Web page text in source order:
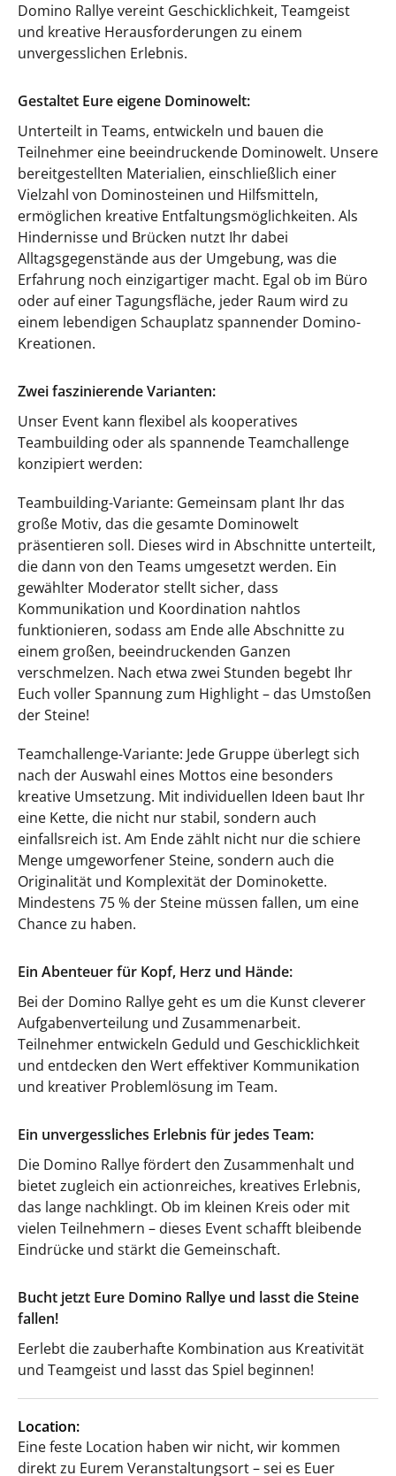
Domino Rallye vereint Geschicklichkeit, Teamgeist
und kreative Herausforderungen zu einem
unvergesslichen Erlebnis.
Gestaltet Eure eigene Dominowelt:
Unterteilt in Teams, entwickeln und bauen die
Teilnehmer eine beeindruckende Dominowelt. Unsere
bereitgestellten Materialien, einschließlich einer
Vielzahl von Dominosteinen und Hilfsmitteln,
ermöglichen kreative Entfaltungsmöglichkeiten. Als
Hindernisse und Brücken nutzt Ihr dabei
Alltagsgegenstände aus der Umgebung, was die
Erfahrung noch einzigartiger macht. Egal ob im Büro
oder auf einer Tagungsfläche, jeder Raum wird zu
einem lebendigen Schauplatz spannender Domino-
Kreationen.
Zwei faszinierende Varianten:
Unser Event kann flexibel als kooperatives
Teambuilding oder als spannende Teamchallenge
konzipiert werden:
Teambuilding-Variante: Gemeinsam plant Ihr das
große Motiv, das die gesamte Dominowelt
präsentieren soll. Dieses wird in Abschnitte unterteilt,
die dann von den Teams umgesetzt werden. Ein
gewählter Moderator stellt sicher, dass
Kommunikation und Koordination nahtlos
funktionieren, sodass am Ende alle Abschnitte zu
einem großen, beeindruckenden Ganzen
verschmelzen. Nach etwa zwei Stunden begebt Ihr
Euch voller Spannung zum Highlight – das Umstoßen
der Steine!
Teamchallenge-Variante: Jede Gruppe überlegt sich
nach der Auswahl eines Mottos eine besonders
kreative Umsetzung. Mit individuellen Ideen baut Ihr
eine Kette, die nicht nur stabil, sondern auch
einfallsreich ist. Am Ende zählt nicht nur die schiere
Menge umgeworfener Steine, sondern auch die
Originalität und Komplexität der Dominokette.
Mindestens 75 % der Steine müssen fallen, um eine
Chance zu haben.
Ein Abenteuer für Kopf, Herz und Hände:
Bei der Domino Rallye geht es um die Kunst cleverer
Aufgabenverteilung und Zusammenarbeit.
Teilnehmer entwickeln Geduld und Geschicklichkeit
und entdecken den Wert effektiver Kommunikation
und kreativer Problemlösung im Team.
Ein unvergessliches Erlebnis für jedes Team:
Die Domino Rallye fördert den Zusammenhalt und
bietet zugleich ein actionreiches, kreatives Erlebnis,
das lange nachklingt. Ob im kleinen Kreis oder mit
vielen Teilnehmern – dieses Event schafft bleibende
Eindrücke und stärkt die Gemeinschaft.
Bucht jetzt Eure Domino Rallye und lasst die Steine
fallen!
Eerlebt die zauberhafte Kombination aus Kreativität
und Teamgeist und lasst das Spiel beginnen!
Location:
Eine feste Location haben wir nicht, wir kommen
direkt zu Eurem Veranstaltungsort – sei es Euer